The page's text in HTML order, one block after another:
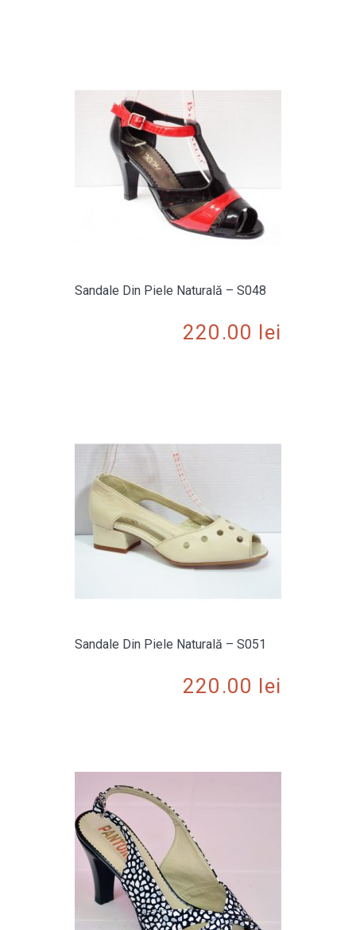
Sandale Din Piele Naturală – S048
220.00 lei
Sandale Din Piele Naturală – S051
220.00 lei